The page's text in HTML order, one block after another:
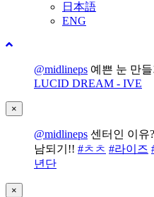
日本語
ENG
@midlineps 예쁜 눈 만
LUCID DREAM - IVE
×
@midlineps 센터인 이유
남되기!! #ㅊㅊ #라이즈
년단
×